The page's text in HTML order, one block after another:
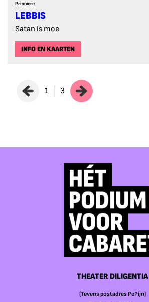
LEBBIS
Satan is moe
Première
INFO EN KAARTEN
1 3
THEATER DILIGENTIA
(Tevens postadres PePijn)